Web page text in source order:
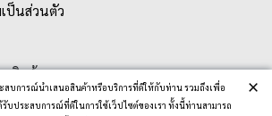
ะสบการณ์นำเสนอสินค้าหรือบริการที่ดีให้กับท่าน รวมถึงเพื่อ
บประสบการณ์ที่ดีในการใช้เว็ปไซต์ของเรา ทั้งนี้ท่านสามารถ
×
ป็นส่วนตัว
สินค้า